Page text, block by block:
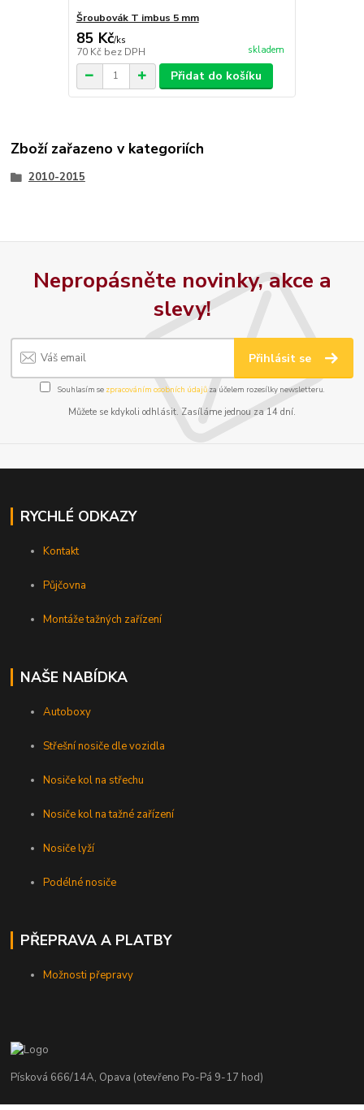
Šroubovák T imbus 5 mm
85 Kč/ks
70 Kč bez DPH skladem
Přidat do košíku
Zboží zařazeno v kategoriích
2010-2015
Nepropásněte novinky, akce a
slevy!
Přihlásit se
Souhlasím se zpracováním osobních údajůza účelem rozesílky newsletteru.
Můžete se kdykoli odhlásit. Zasíláme jednou za 14 dní.
RYCHLÉ ODKAZY
Kontakt
Půjčovna
Montáže tažných zařízení
NAŠE NABÍDKA
Autoboxy
Střešní nosiče dle vozidla
Nosiče kol na střechu
Nosiče kol na tažné zařízení
Nosiče lyží
Podélné nosiče
PŘEPRAVA A PLATBY
Možnosti přepravy
Písková 666/14A, Opava (otevřeno Po-Pá 9-17 hod)